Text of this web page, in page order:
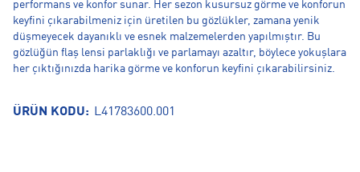
performans ve konfor sunar. Her sezon kusursuz görme ve konforun
keyfini çıkarabilmeniz için üretilen bu gözlükler, zamana yenik
düşmeyecek dayanıklı ve esnek malzemelerden yapılmıştır. Bu
gözlüğün flaş lensi parlaklığı ve parlamayı azaltır, böylece yokuşlara
her çıktığınızda harika görme ve konforun keyfini çıkarabilirsiniz.
ÜRÜN KODU: L41783600.001